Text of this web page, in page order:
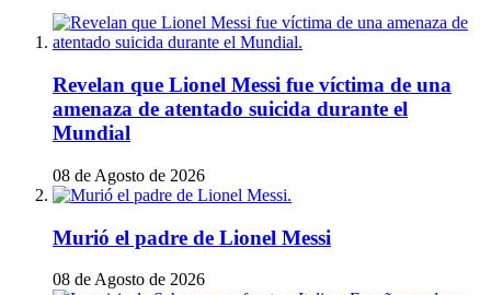
Revelan que Lionel Messi fue víctima de una
amenaza de atentado suicida durante el
Mundial
08 de Agosto de 2026
Murió el padre de Lionel Messi
08 de Agosto de 2026